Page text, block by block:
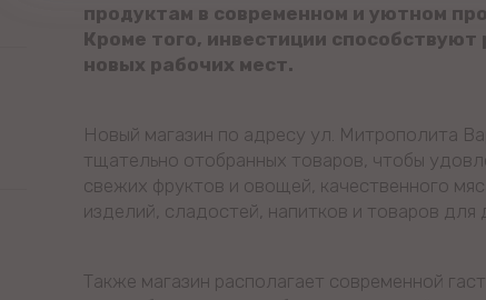
продуктам в современном и уютном
Кроме того, инвестиции
новых рабочих мест.
Новый магазин по адресу ул. Митрополита
тщательно отобранных товаров, чтобы
свежих фруктов и овощей, качественного
изделий, сладостей, напитков и товаров для
Также магазин располагает современной